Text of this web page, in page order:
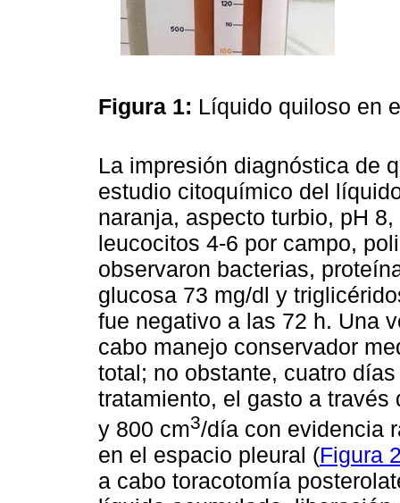
Figura 1: Líquido quiloso en
La impresión diagnóstica de
estudio citoquímico del
naranja, aspecto turbio, pH
leucocitos 4-6 por campo,
observaron bacterias,
glucosa 73 mg/dl y
fue negativo a las 72 h. Una
cabo manejo conservador
total; no obstante, cuatro
tratamiento, el gasto a
y 800 cm3/día con evidencia
en el espacio pleural (Figura
a cabo toracotomía